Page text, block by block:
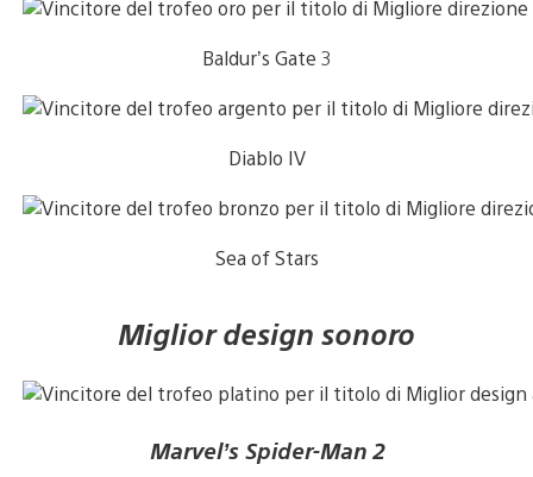
Baldur’s Gate 3
Diablo IV
Sea of Stars
Miglior design sonoro
Marvel’s Spider-Man 2